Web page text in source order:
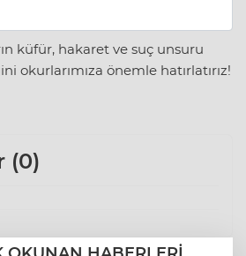
küfür, hakaret ve suç unsuru
okurlarımıza önemle hatırlatırız!
(0)